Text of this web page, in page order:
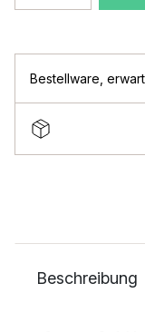
Bestellware
Beschreibung